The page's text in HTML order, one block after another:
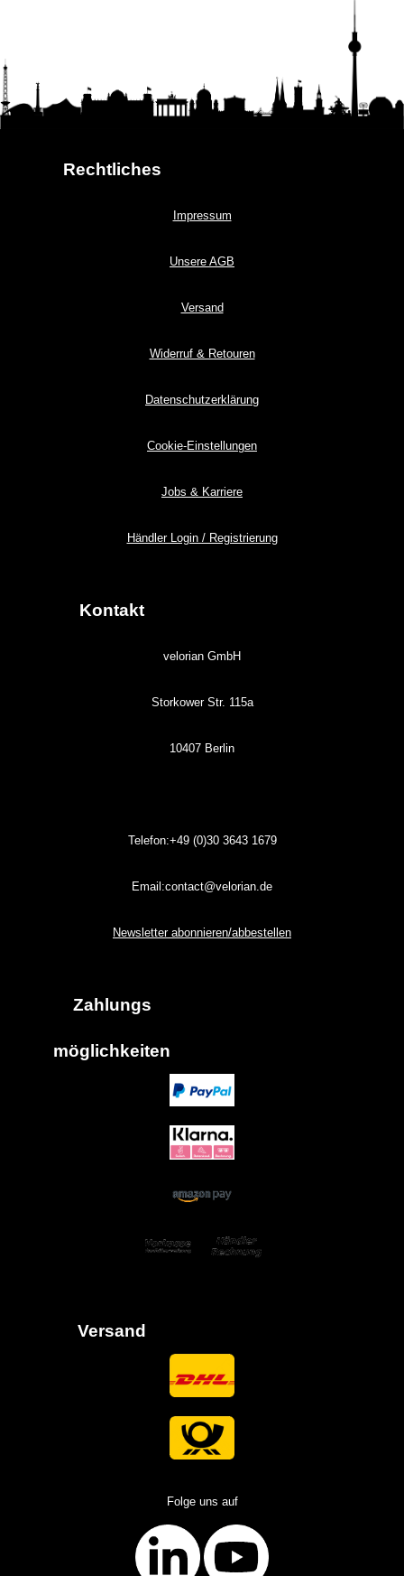
Rechtliches
Impressum
Unsere AGB
Versand
Widerruf & Retouren
Datenschutzerklärung
Cookie-Einstellungen
Jobs & Karriere
Händler Login / Registrierung
Kontakt
velorian GmbH
Storkower Str. 115a
10407 Berlin
Telefon:+49 (0)3036431679
Email:contact@velorian.de
Newsletter abonnieren/abbestellen
Zahlungs
möglich keiten
Versand
Folge uns auf